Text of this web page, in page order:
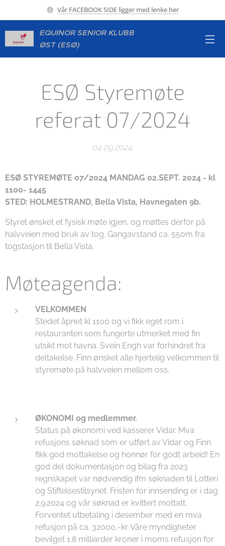
Vår FACEBOOK SIDE ligger med lenke her
EQUINOR SENIOR KLUBB
ØST (ESØ)
ESØ Styremøte
referat 07/2024
04.09.2024
ESØ STYREMØTE 07/2024 MANDAG 02.SEPT. 2024 - kl
1100- 1445
STED: HOLMESTRAND, Bella Vista, Havnegaten 9b.
Styret ønsket et fysisk møte igjen, og møttes derfor på
halvveien med bruk av tog. Gangavstand ca. 550m fra
togstasjon til Bella Vista.
Møteagenda:
VELKOMMEN
Stedet åpnet kl 1100 og vi fikk eget rom i
restauranten som fungerte utmerket med fin
utsikt mot havna. Svein Engh var forhindret fra
deltakelse. Finn ønsket alle hjertelig velkommen til
styremøte på halvveien mellom oss.
ØKONOMI og medlemmer.
Status på økonomi ved kasserer Vidar. Mva
refusjons søknad som er utført av Vidar og Finn
fikk god mottakelse og honnør for godt arbeid! En
god del dokumentasjon og bilag fra 2023
regnskapet var nødvendig ifm søknaden til Lotteri
og Stiftelsestilsynet. Fristen for innsending er i dag
2.9.2024 og vår søknad er kvittert mottatt.
Forventet utbetaling i desember med en mva
refusjon på ca. 32000,-kr. Våre myndigheter
bevilget 1.8 milliarder kroner i moms refusjon for